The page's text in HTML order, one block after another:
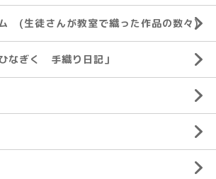
(生徒さんが教室で織った作品の数々)
なぎく 手織り日記」